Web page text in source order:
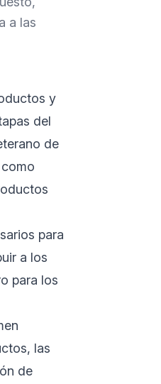
a las
y
del
de
para
a los
para los
las
de